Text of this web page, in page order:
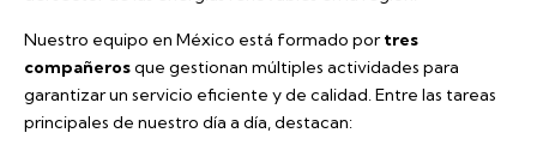
Nuestro equipo en México está formado portres
compañerosque gestionan múltiples actividades para
garantizar un servicio eficiente y de calidad. Entre las tareas
principales de nuestro día a día, destacan: